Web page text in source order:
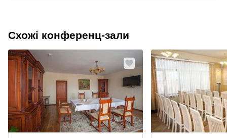
Схожі конференц-зали